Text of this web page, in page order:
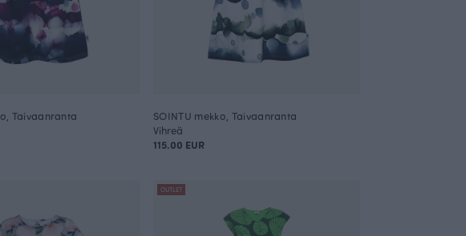
Taivaanranta
SOINTU mekko, Taivaanranta
Vihreä
115.00 EUR
OUTLET